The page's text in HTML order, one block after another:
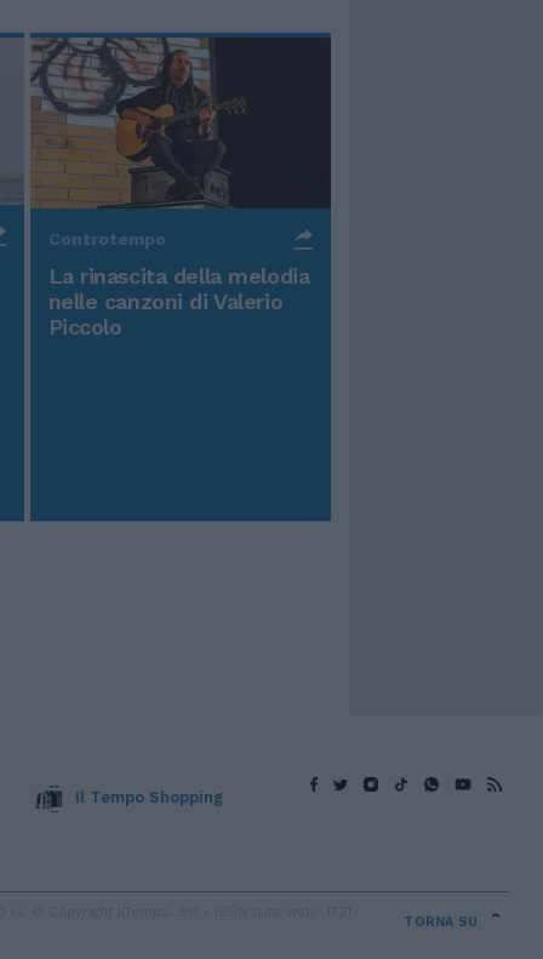
Controtempo
La rinascita della melodia
nelle canzoni di Valerio
Piccolo
Il Tempo Shopping
TORNA SU